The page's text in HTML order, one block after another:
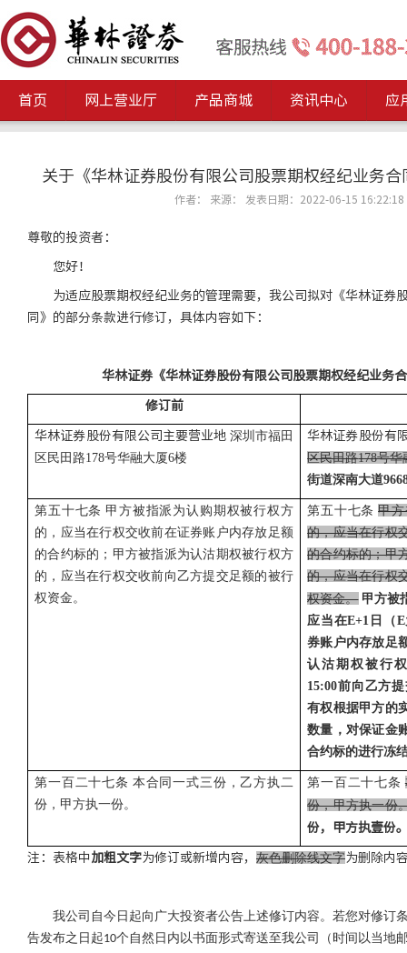
首页 网上营业厅 产品商城 资讯中心 应
关于《华林证券股份有限公司股票期权经纪业务
作者： 来源： 发表日期：2022-06-15 16:22:18
尊敬的投资者：
您好！
为适应股票期权经纪业务的管理需要，我公司拟对《华林证券
同》的部分条款进行修订，具体内容如下：
华林证券《华林证券股份有限公司股票期权经纪业务
修订前
华林证券股份有限公司主要营业地 深圳市福田
区民田路178号华融大厦6楼
华林证券股份有
区民田路178号
街道深南大道
第五十七条 甲方被指派为认购期权被行权方
的，应当在行权交收前在证券账户内存放足额
的合约标的；甲方被指派为认沽期权被行权方
的，应当在行权交收前向乙方提交足额的被行
权资金。
第五十七条 甲
的，应当在行权
的合约标的；甲
的，应当在行权
权资金。 甲方被
应当在E+1日（
券账户内存放足
认沽期权被行
15:00前向乙方
有权根据甲方的
数量，对保证金
合约标的进行冻
第一百二十七条 本合同一式三份，乙方执二
份，甲方执一份。
第一百二十七条
份，甲方执一份
份，甲方执壹份
注：表格中 加粗文字为修订或新增内容， 灰色删除线文字为删除内
我公司自今日起向广大投资者公告上述修订内容。 若您对修订
告发布之日起10个自然日内以书面形式寄送至我公司（时间以当地